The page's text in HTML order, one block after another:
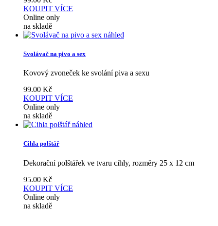
KOUPIT VÍCE
Online only
na skladě
náhled
Svolávač na pivo a sex
Kovový zvoneček ke svolání piva a sexu
99.00 Kč
KOUPIT VÍCE
Online only
na skladě
náhled
Cihla polštář
Dekorační polštářek ve tvaru cihly, rozměry 25 x 12 cm
95.00 Kč
KOUPIT VÍCE
Online only
na skladě